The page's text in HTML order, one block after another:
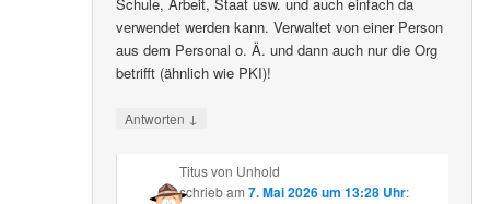
verwendet werden kann. Verwaltet von einer Person
aus dem Personal o. Ä. und dann auch nur die Org
betrifft (ähnlich wie PKI)!
Antworten ↓
Titus von Unhold
schriebam 7. Mai 2026 um 13:28 Uhr: